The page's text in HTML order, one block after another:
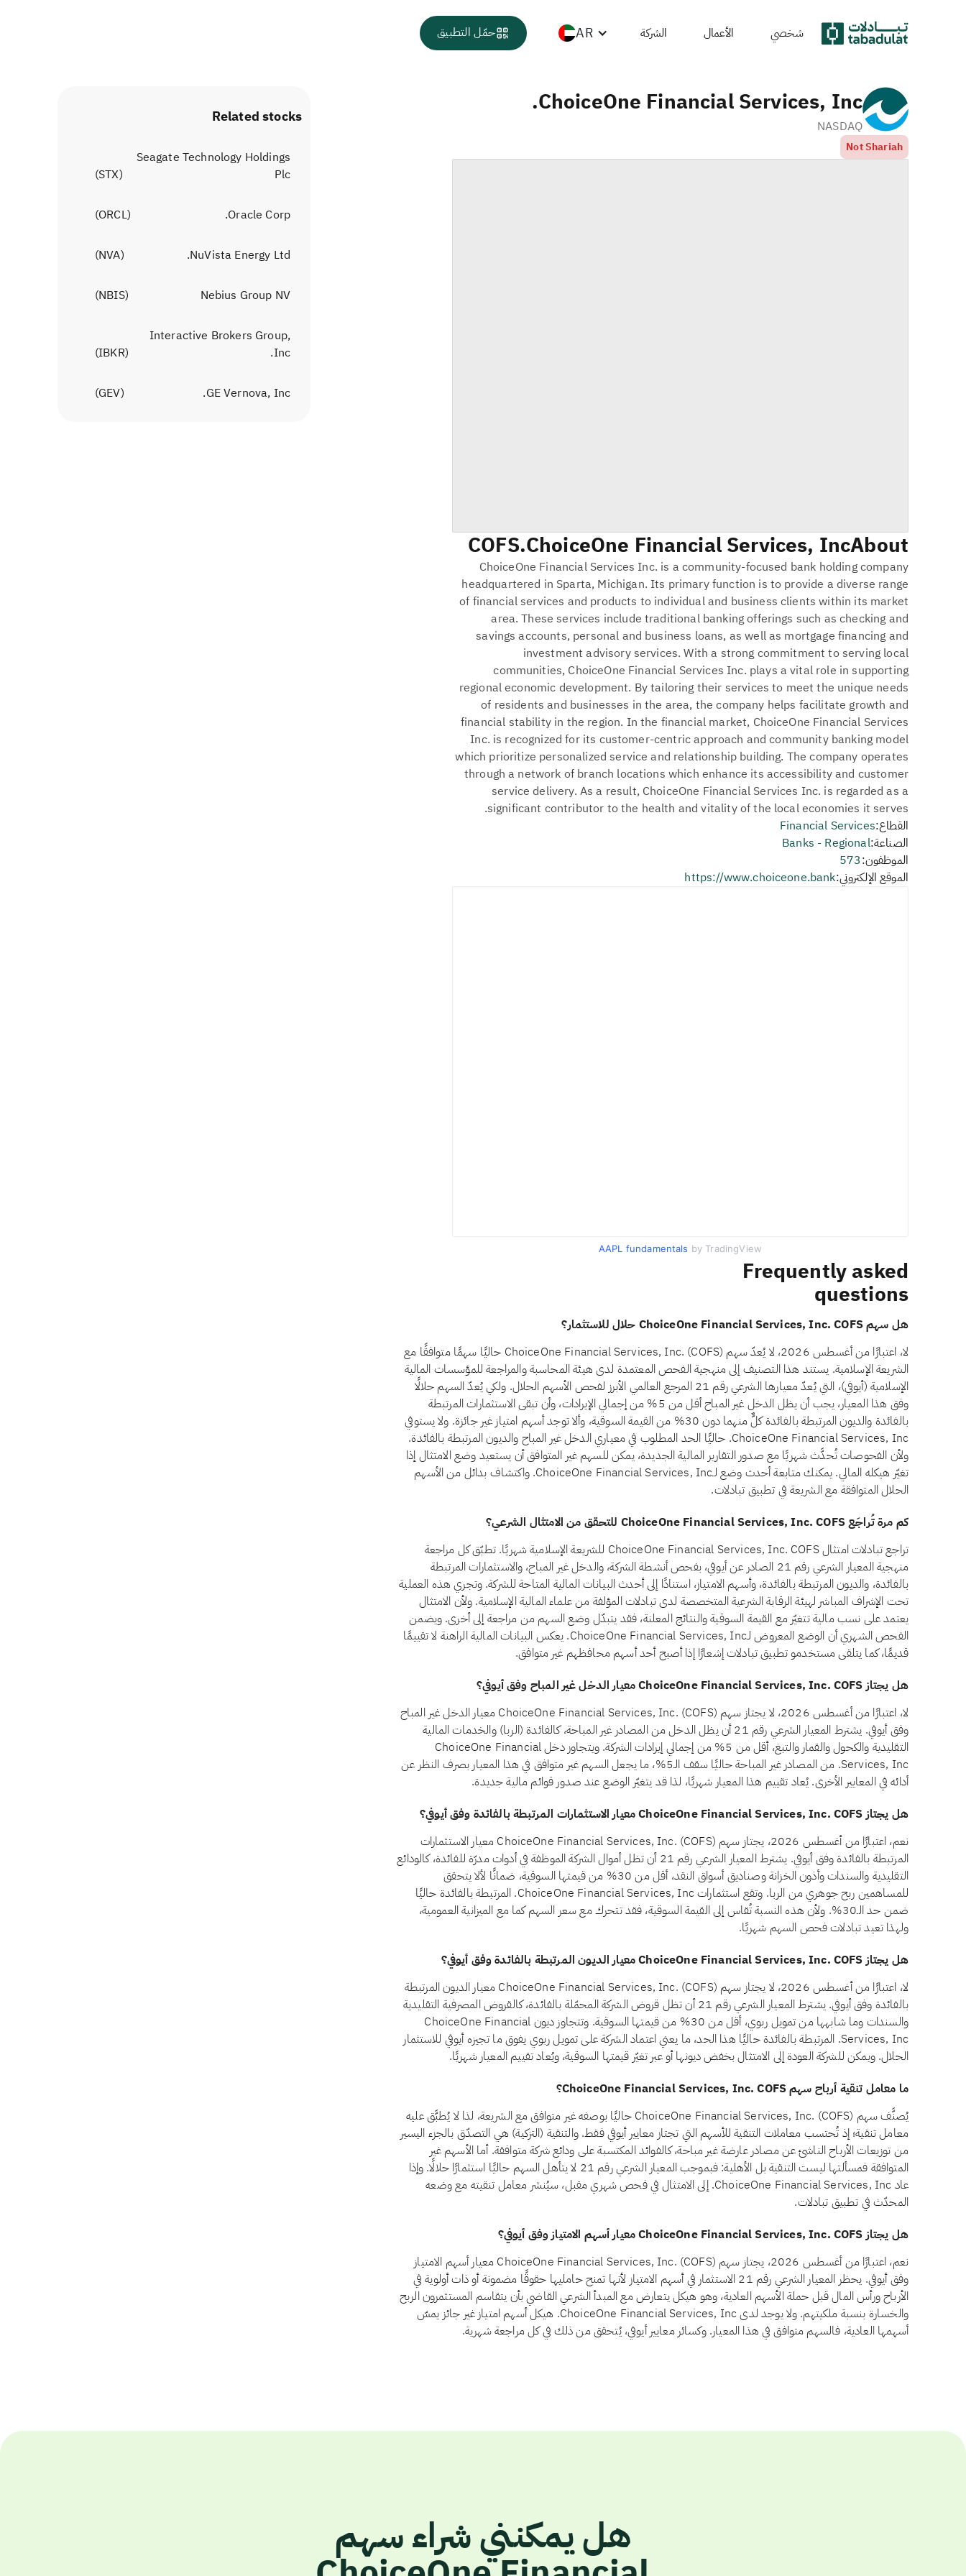
شخصي الأعمال الشركة AR حمّل التطبيق
ChoiceOne Financial Services, Inc.
NASDAQ
Not Shariah
About
ChoiceOne Financial Services, Inc.
COFS
ChoiceOne Financial Services Inc. is a community-focused bank holding company
headquartered in Sparta, Michigan. Its primary function is to provide a diverse range
of financial services and products to individual and business clients within its market
area. These services include traditional banking offerings such as checking and
savings accounts, personal and business loans, as well as mortgage financing and
investment advisory services. With a strong commitment to serving local
communities, ChoiceOne Financial Services Inc. plays a vital role in supporting
regional economic development. By tailoring their services to meet the unique needs
of residents and businesses in the area, the company helps facilitate growth and
financial stability in the region. In the financial market, ChoiceOne Financial Services
Inc. is recognized for its customer-centric approach and community banking model
which prioritize personalized service and relationship building. The company operates
through a network of branch locations which enhance its accessibility and customer
service delivery. As a result, ChoiceOne Financial Services Inc. is regarded as a
significant contributor to the health and vitality of the local economies it serves.
القطاع:Financial Services
الصناعة:Banks - Regional
الموظفون:573
الموقع الإلكتروني:https://www.choiceone.bank
AAPL fundamentals by TradingView
Frequently asked
questions
هل سهم ChoiceOne Financial Services, Inc. COFS حلال للاستثمار؟
لا، اعتبارًا من أغسطس 2026، لا يُعدّ سهم ChoiceOne Financial Services, Inc. (COFS) حاليًا سهمًا متوافقًا مع
الشريعة الإسلامية. يستند هذا التصنيف إلى منهجية الفحص المعتمدة لدى هيئة المحاسبة والمراجعة للمؤسسات المالية
الإسلامية (أيوفي)، التي يُعدّ معيارها الشرعي رقم 21 المرجع العالمي الأبرز لفحص الأسهم الحلال. ولكي يُعدّ السهم حلالًا
وفق هذا المعيار، يجب أن يظل الدخل غير المباح أقل من 5% من إجمالي الإيرادات، وأن تبقى الاستثمارات المرتبطة
بالفائدة والديون المرتبطة بالفائدة كلٌّ منهما دون 30% من القيمة السوقية، وألا توجد أسهم امتياز غير جائزة. ولا يستوفي
ChoiceOne Financial Services, Inc. حاليًا الحد المطلوب في معياري الدخل غير المباح والديون المرتبطة بالفائدة.
ولأن الفحوصات تُحدَّث شهريًا مع صدور التقارير المالية الجديدة، يمكن للسهم غير المتوافق أن يستعيد وضع الامتثال إذا
تغيّر هيكله المالي. يمكنك متابعة أحدث وضع لـChoiceOne Financial Services, Inc. واكتشاف بدائل من الأسهم
الحلال المتوافقة مع الشريعة في تطبيق تبادلات.
كم مرة تُراجَع ChoiceOne Financial Services, Inc. COFS للتحقق من الامتثال الشرعي؟
تراجع تبادلات امتثال ChoiceOne Financial Services, Inc. COFS للشريعة الإسلامية شهريًا. تطبّق كل مراجعة
منهجية المعيار الشرعي رقم 21 الصادر عن أيوفي، بفحص أنشطة الشركة، والدخل غير المباح، والاستثمارات المرتبطة
بالفائدة، والديون المرتبطة بالفائدة، وأسهم الامتياز، استنادًا إلى أحدث البيانات المالية المتاحة للشركة. وتجري هذه العملية
تحت الإشراف المباشر لهيئة الرقابة الشرعية المتخصصة لدى تبادلات المؤلفة من علماء المالية الإسلامية. ولأن الامتثال
يعتمد على نسب مالية تتغيّر مع القيمة السوقية والنتائج المعلنة، فقد يتبدّل وضع السهم من مراجعة إلى أخرى. ويضمن
الفحص الشهري أن الوضع المعروض لـChoiceOne Financial Services, Inc. يعكس البيانات المالية الراهنة لا تقييمًا
قديمًا، كما يتلقى مستخدمو تطبيق تبادلات إشعارًا إذا أصبح أحد أسهم محافظهم غير متوافق.
هل يجتاز ChoiceOne Financial Services, Inc. COFS معيار الدخل غير المباح وفق أيوفي؟
لا، اعتبارًا من أغسطس 2026، لا يجتاز سهم ChoiceOne Financial Services, Inc. (COFS) معيار الدخل غير المباح
وفق أيوفي. يشترط المعيار الشرعي رقم 21 أن يظل الدخل من المصادر غير المباحة، كالفائدة (الربا) والخدمات المالية
التقليدية والكحول والقمار والتبغ، أقل من 5% من إجمالي إيرادات الشركة. ويتجاوز دخل ChoiceOne Financial
Services, Inc. من المصادر غير المباحة حاليًا سقف الـ5%، ما يجعل السهم غير متوافق في هذا المعيار بصرف النظر عن
أدائه في المعايير الأخرى. يُعاد تقييم هذا المعيار شهريًا، لذا قد يتغيّر الوضع عند صدور قوائم مالية جديدة.
هل يجتاز ChoiceOne Financial Services, Inc. COFS معيار الاستثمارات المرتبطة بالفائدة وفق أيوفي؟
نعم، اعتبارًا من أغسطس 2026، يجتاز سهم ChoiceOne Financial Services, Inc. (COFS) معيار الاستثمارات
المرتبطة بالفائدة وفق أيوفي. يشترط المعيار الشرعي رقم 21 أن تظل أموال الشركة الموظفة في أدوات مدرّة للفائدة، كالودائع
التقليدية والسندات وأذون الخزانة وصناديق أسواق النقد، أقل من 30% من قيمتها السوقية، ضمانًا لألا يتحقق
للمساهمين ربح جوهري من الربا. وتقع استثمارات ChoiceOne Financial Services, Inc. المرتبطة بالفائدة حاليًا
ضمن حد الـ30%. ولأن هذه النسبة تُقاس إلى القيمة السوقية، فقد تتحرك مع سعر السهم كما مع الميزانية العمومية،
ولهذا تعيد تبادلات فحص السهم شهريًا.
هل يجتاز ChoiceOne Financial Services, Inc. COFS معيار الديون المرتبطة بالفائدة وفق أيوفي؟
لا، اعتبارًا من أغسطس 2026، لا يجتاز سهم ChoiceOne Financial Services, Inc. (COFS) معيار الديون المرتبطة
بالفائدة وفق أيوفي. يشترط المعيار الشرعي رقم 21 أن تظل قروض الشركة المحمّلة بالفائدة، كالقروض المصرفية التقليدية
والسندات وما شابهها من تمويل ربوي، أقل من 30% من قيمتها السوقية. وتتجاوز ديون ChoiceOne Financial
Services, Inc. المرتبطة بالفائدة حاليًا هذا الحد، ما يعني اعتماد الشركة على تمويل ربوي يفوق ما تجيزه أيوفي للاستثمار
الحلال. ويمكن للشركة العودة إلى الامتثال بخفض ديونها أو عبر تغيّر قيمتها السوقية، ويُعاد تقييم المعيار شهريًا.
ما معامل تنقية أرباح سهم ChoiceOne Financial Services, Inc. COFS؟
يُصنَّف سهم ChoiceOne Financial Services, Inc. (COFS) حاليًا بوصفه غير متوافق مع الشريعة، لذا لا يُطبَّق عليه
معامل تنقية؛ إذ تُحتسب معاملات التنقية للأسهم التي تجتاز معايير أيوفي فقط. والتنقية (التزكية) هي التصدّق بالجزء اليسير
من توزيعات الأرباح الناشئ عن مصادر عارضة غير مباحة، كالفوائد المكتسبة على ودائع شركة متوافقة. أما الأسهم غير
المتوافقة فمسألتها ليست التنقية بل الأهلية: فبموجب المعيار الشرعي رقم 21 لا يتأهل السهم حاليًا استثمارًا حلالًا. وإذا
عاد ChoiceOne Financial Services, Inc. إلى الامتثال في فحص شهري مقبل، سيُنشر معامل تنقيته مع وضعه
المحدّث في تطبيق تبادلات.
هل يجتاز ChoiceOne Financial Services, Inc. COFS معيار أسهم الامتياز وفق أيوفي؟
نعم، اعتبارًا من أغسطس 2026، يجتاز سهم ChoiceOne Financial Services, Inc. (COFS) معيار أسهم الامتياز
وفق أيوفي. يحظر المعيار الشرعي رقم 21 الاستثمار في أسهم الامتياز لأنها تمنح حامليها حقوقًا مضمونة أو ذات أولوية في
الأرباح ورأس المال قبل حملة الأسهم العادية، وهو هيكل يتعارض مع المبدأ الشرعي القاضي بأن يتقاسم المستثمرون الربح
والخسارة بنسبة ملكيتهم. ولا يوجد لدى ChoiceOne Financial Services, Inc. هيكل أسهم امتياز غير جائز يمسّ
أسهمها العادية، فالسهم متوافق في هذا المعيار. وكسائر معايير أيوفي، يُتحقق من ذلك في كل مراجعة شهرية.
Related stocks
Seagate Technology Holdings
Plc
(
STX
)
Oracle Corp.
(
ORCL
)
NuVista Energy Ltd.
(
NVA
)
Nebius Group NV
(
NBIS
)
Interactive Brokers Group,
Inc.
(
IBKR
)
GE Vernova, Inc.
(
GEV
)
هل يمكنني شراء سهم